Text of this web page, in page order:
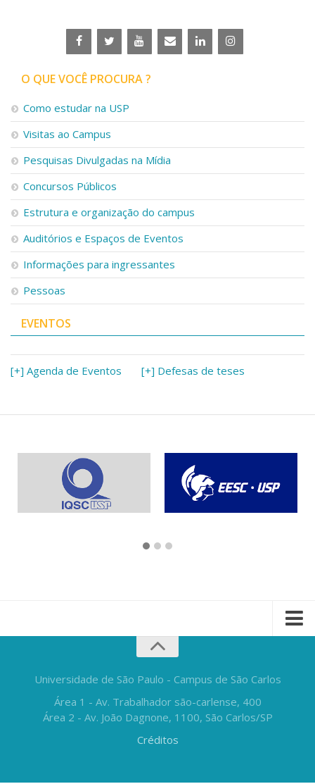
O QUE VOCÊ PROCURA ?
Como estudar na USP
Visitas ao Campus
Pesquisas Divulgadas na Mídia
Concursos Públicos
Estrutura e organização do campus
Auditórios e Espaços de Eventos
Informações para ingressantes
Pessoas
EVENTOS
[+] Agenda de Eventos [+] Defesas de teses
Universidade de São Paulo - Campus de São Carlos
Área 1 - Av. Trabalhador são-carlense, 400
Área 2 - Av. João Dagnone, 1100, São Carlos/SP
Créditos